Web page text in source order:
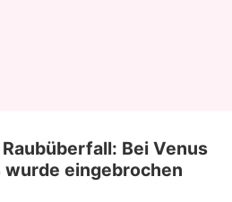
Bei Venus
wurde eingebrochen